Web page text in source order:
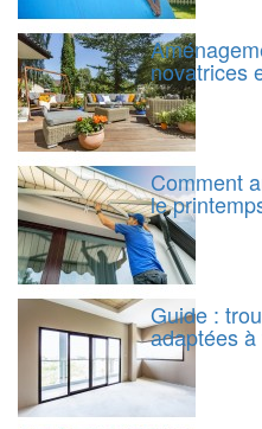
novatrices
Comment
le
Guide :
adaptées